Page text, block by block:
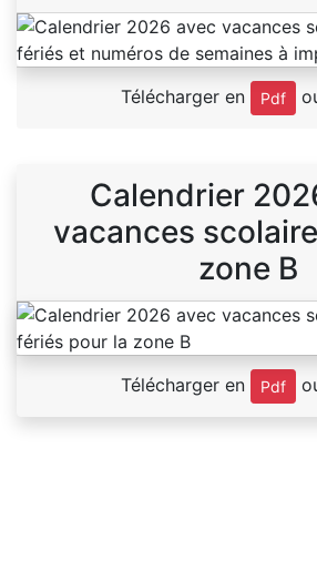
Télécharger en Pdf
Calendrier
vacances
zone B
Télécharger en Pdf